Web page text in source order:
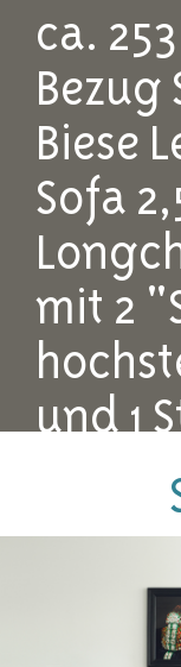
ca.
Biese
Sofa
mit 2
und 1
Fuß
ohne
Es